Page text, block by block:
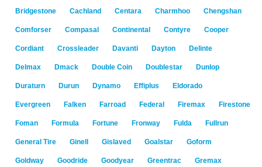
Bridgestone Cachland Centara Charmhoo Chengshan
Comforser Compasal Continental Contyre Cooper
Cordiant Crossleader Davanti Dayton Delinte
Delmax Dmack Double Coin Doublestar Dunlop
Duraturn Durun Dynamo Effiplus Eldorado
Evergreen Falken Farroad Federal Firemax Firestone
Foman Formula Fortune Fronway Fulda Fullrun
General Tire Ginell Gislaved Goalstar Goform
Goldway Goodride Goodyear Greentrac Gremax